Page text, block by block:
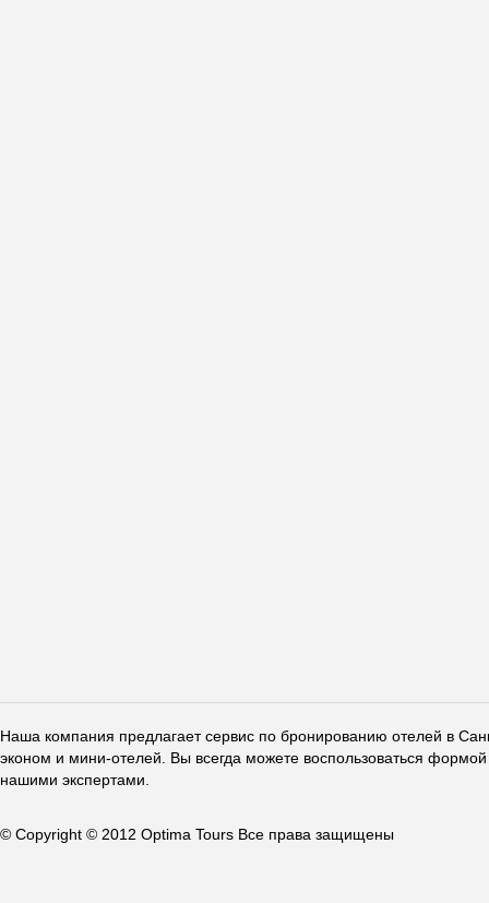
Наша компания предлагает сервис по бронированию отелей в
эконом и мини-отелей. Вы всегда можете воспользоваться
нашими экспертами.
© Copyright © 2012 Optima Tours Все права защищены